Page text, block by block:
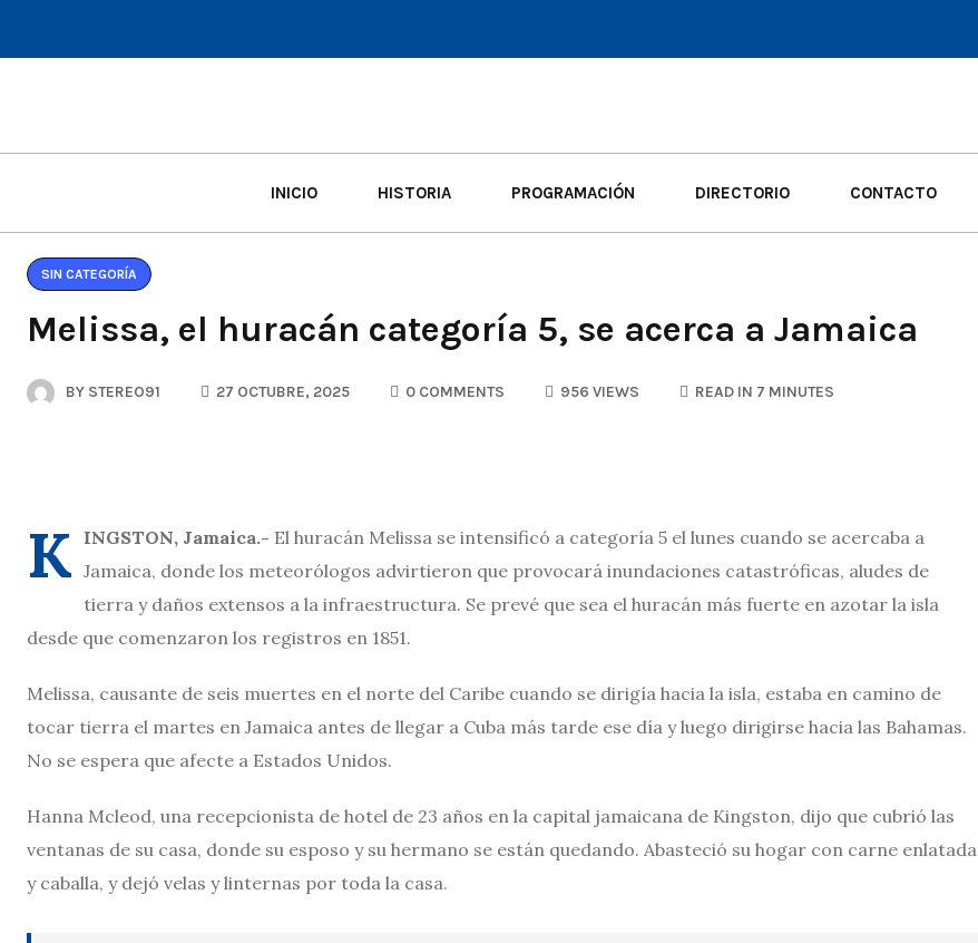
INICIO HISTORIA PROGRAMACIÓN DIRECTORIO CONTACTO
SIN CATEGORÍA
Melissa, el huracán categoría 5, se acerca a Jamaica
BY STEREO91 27 OCTUBRE, 2025 0 COMMENTS 956 VIEWS READ IN 7 MINUTES
K INGSTON, Jamaica.- El huracán Melissa se intensificó a categoría 5 el lunes cuando se acercaba a
Jamaica, donde los meteorólogos advirtieron que provocará inundaciones catastróficas, aludes de
tierra y daños extensos a la infraestructura. Se prevé que sea el huracán más fuerte en azotar la isla
desde que comenzaron los registros en 1851.
Melissa, causante de seis muertes en el norte del Caribe cuando se dirigía hacia la isla, estaba en camino de
tocar tierra el martes en Jamaica antes de llegar a Cuba más tarde ese día y luego dirigirse hacia las Bahamas.
No se espera que afecte a Estados Unidos.
Hanna Mcleod, una recepcionista de hotel de 23 años en la capital jamaicana de Kingston, dijo que cubrió las
ventanas de su casa, donde su esposo y su hermano se están quedando. Abasteció su hogar con carne enlatada
y caballa, y dejó velas y linternas por toda la casa.